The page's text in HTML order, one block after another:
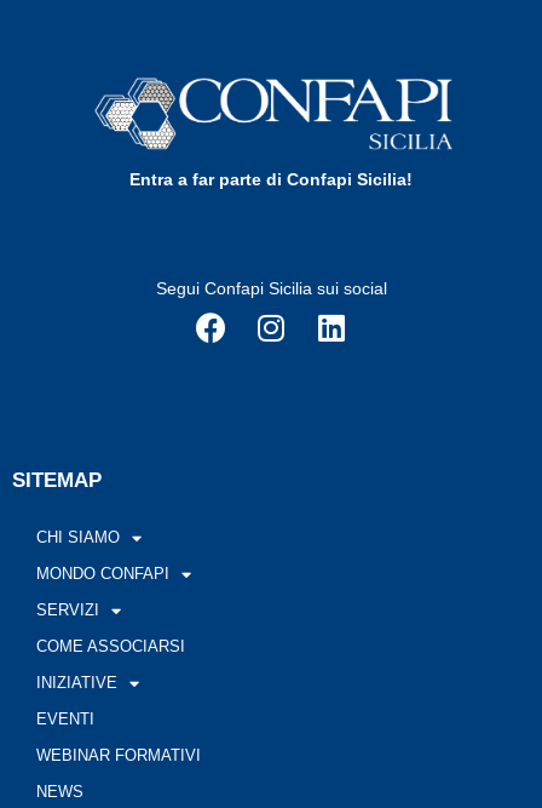
Entra a far parte di Confapi Sicilia!
Segui Confapi Sicilia sui social
SITEMAP
CHI SIAMO
MONDO CONFAPI
SERVIZI
COME ASSOCIARSI
INIZIATIVE
EVENTI
WEBINAR FORMATIVI
NEWS